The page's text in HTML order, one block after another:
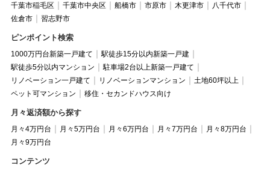
千葉市稲毛区
千葉市中央区 船橋市 市原市 木更津市
八千代市
佐倉市
習志野市
ピンポイント検索
1000万円台新築一戸建て
駅徒歩15分以内新築一戸建
駅徒歩5分以内マンション
駐車場2台以上新築一戸建て
リノベーション一戸建て
リノベーションマンション
土地60坪以上
ペット可マンション
移住・セカンドハウス向け
月々返済額から探す
月々4万円台 月々5万円台 月々6万円台 月々7万円台
月々8万円台
月々9万円台
コンテンツ